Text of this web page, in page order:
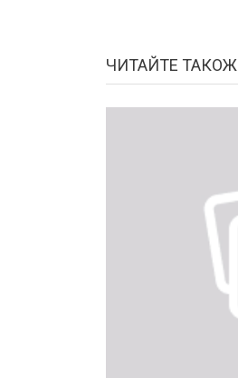
ЧИТАЙТЕ ТАКОЖ